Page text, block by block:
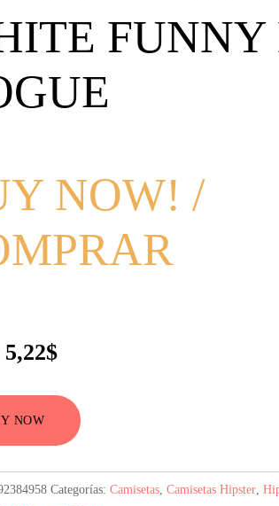
FUNNY
NOW! /
El
original
era:
6,00$.
5,22$El
actual
es:
5,22$.
NOW
Categorías: Camisetas, Camisetas Hipster,